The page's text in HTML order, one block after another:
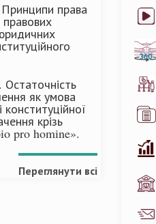
права
правових
як умова
конституційної
крізь
pro homine».
Переглянути всі